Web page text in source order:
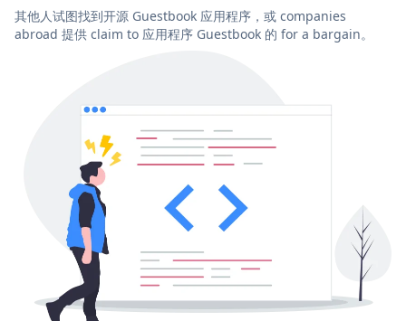
其他人试图找到开源 Guestbook 应用程序，或 companies
abroad 提供 claim to 应用程序 Guestbook 的 for a bargain。